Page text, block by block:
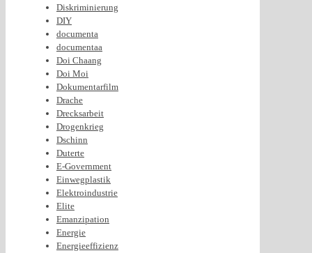
Diskriminierung
DIY
documenta
documentaa
Doi Chaang
Doi Moi
Dokumentarfilm
Drache
Drecksarbeit
Drogenkrieg
Dschinn
Duterte
E-Government
Einwegplastik
Elektroindustrie
Elite
Emanzipation
Energie
Energieeffizienz